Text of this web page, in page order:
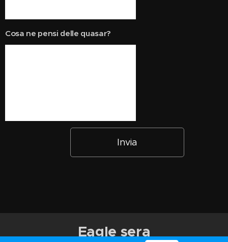
Cosa ne pensi delle quasar?
Invia
Eagle sera